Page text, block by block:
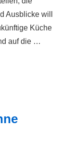
Ausblicke will
Küche
auf die …